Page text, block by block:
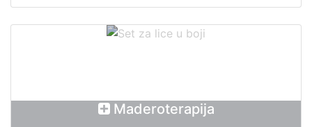
Maderoterapija